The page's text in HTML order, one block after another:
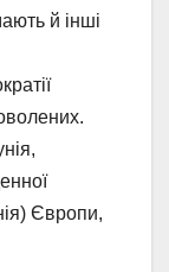
й інші
Європи,